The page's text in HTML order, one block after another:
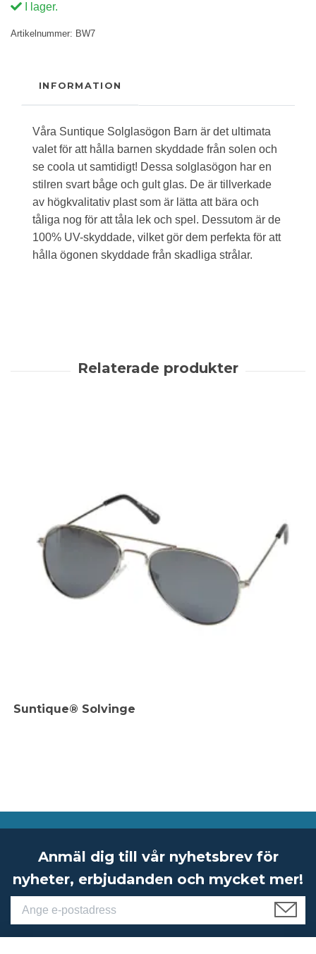
I lager.
Artikelnummer: BW7
INFORMATION
Våra Suntique Solglasögon Barn är det ultimata
valet för att hålla barnen skyddade från solen och
se coola ut samtidigt! Dessa solglasögon har en
stilren svart båge och gult glas. De är tillverkade
av högkvalitativ plast som är lätta att bära och
tåliga nog för att tåla lek och spel. Dessutom är de
100% UV-skyddade, vilket gör dem perfekta för att
hålla ögonen skyddade från skadliga strålar.
Suntique® Solvinge
Anmäl dig till vår nyhetsbrev för
nyheter, erbjudanden och mycket mer!